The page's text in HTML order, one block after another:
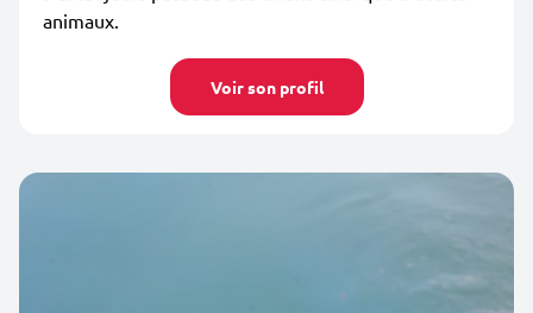
animaux.
Voir son profil